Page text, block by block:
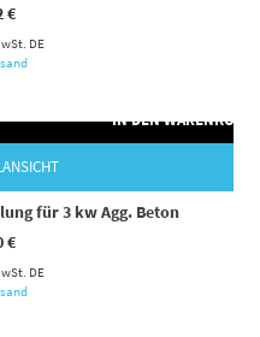
€
DE
IN DEN WARENKORB
für 3 kw Agg. Beton
€
DE